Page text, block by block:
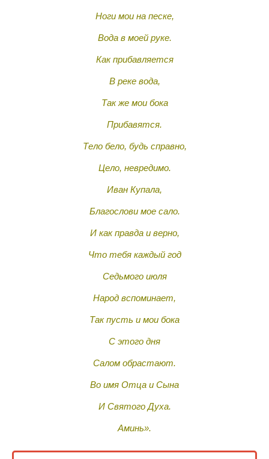
Ноги мои на песке,
Вода в моей руке.
Как прибавляется
В реке вода,
Так же мои бока
Прибавятся.
Тело бело, будь справно,
Цело, невредимо.
Иван Купала,
Благослови мое сало.
И как правда и верно,
Что тебя каждый год
Седьмого июля
Народ вспоминает,
Так пусть и мои бока
С этого дня
Салом обрастают.
Во имя Отца и Сына
И Святого Духа.
Аминь».